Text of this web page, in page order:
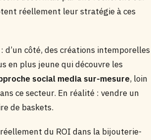
réellement leur stratégie à ces
côté, des créations intemporelles
en plus jeune qui découvre les
social media sur-mesure, loin
ce secteur. En réalité : vendre un
de baskets.
du ROI dans la bijouterie-